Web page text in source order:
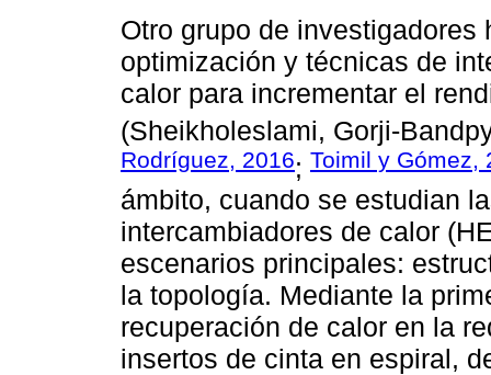
Otro grupo de
optimización y técnicas de
calor para incrementar el
(Sheikholeslami, Gorji-
Rodríguez, 2016; Toimil y Gómez,
ámbito, cuando se estudian
intercambiadores de calor
escenarios principales:
la topología. Mediante la
recuperación de calor en la
insertos de cinta en espiral,